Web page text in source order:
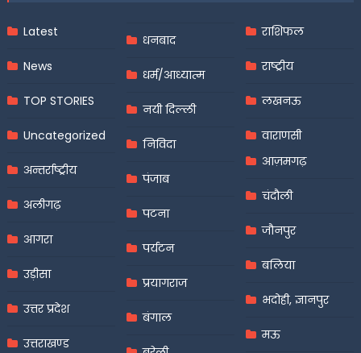
Latest
News
TOP STORIES
Uncategorized
अन्तर्राष्ट्रीय
अलीगढ़
आगरा
उड़ीसा
उत्तर प्रदेश
उत्तराखण्ड
धनबाद
धर्म/आध्यात्म
नयी दिल्ली
निविदा
पंजाब
पटना
पर्यटन
प्रयागराज
बंगाल
राशिफल
राष्ट्रीय
लखनऊ
वाराणसी
आज़मगढ़
चंदौली
जौनपुर
बलिया
भदोही, ज्ञानपुर
मऊ